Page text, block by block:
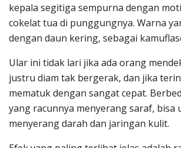
kepala segitiga sempurna dengan
cokelat tua di punggungnya. Warna
dengan daun kering, sebagai
Ular ini tidak lari jika ada orang
justru diam tak bergerak, dan jika
mematuk dengan sangat cepat.
yang racunnya menyerang saraf, bisa
menyerang darah dan jaringan kulit.